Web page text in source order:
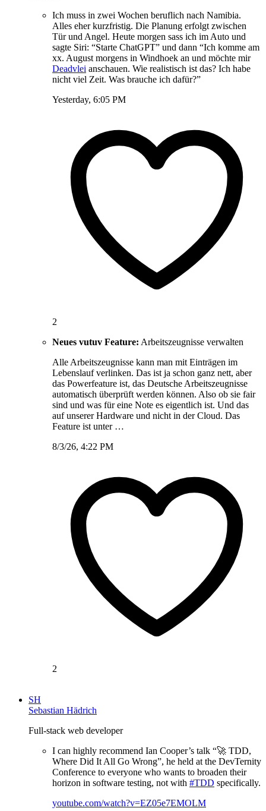
Ich muss in zwei Wochen beruflich nach Namibia.
Alles eher kurzfristig. Die Planung erfolgt zwischen
Tür und Angel. Heute morgen sass ich im Auto und
sagte Siri: “Starte ChatGPT” und dann “Ich komme am
xx. August morgens in Windhoek an und möchte mir
Deadvlei anschauen. Wie realistisch ist das? Ich habe
nicht viel Zeit. Was brauche ich dafür?”
Yesterday, 6:05 PM
2
Neues vutuv Feature: Arbeitszeugnisse verwalten
Alle Arbeitszeugnisse kann man mit Einträgen im
Lebenslauf verlinken. Das ist ja schon ganz nett, aber
das Powerfeature ist, das Deutsche Arbeitszeugnisse
automatisch überprüft werden können. Also ob sie fair
sind und was für eine Note es eigentlich ist. Und das
auf unserer Hardware und nicht in der Cloud. Das
Feature ist unter …
8/3/26, 4:22 PM
2
SH
Sebastian Hädrich
Full-stack web developer
I can highly recommend Ian Cooper’s talk “🚀 TDD,
Where Did It All Go Wrong”, he held at the DevTernity
Conference to everyone who wants to broaden their
horizon in software testing, not with #TDD specifically.
youtube.com/watch?v=EZ05e7EMOLM